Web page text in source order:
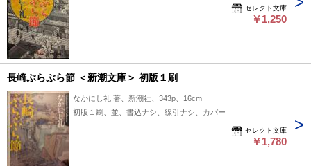
セレクト文庫
￥1,250
長崎ぶらぶら節 ＜新潮文庫＞ 初版１刷
なかにし礼 著、新潮社、343p、16cm
初版１刷、並、書込ナシ、線引ナシ、カバー
セレクト文庫
￥1,780